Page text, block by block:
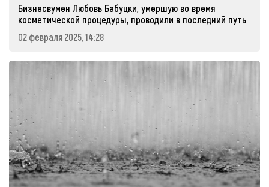
Бизнесвумен Любовь Бабуцки, умершую во время
косметической процедуры, проводили в последний путь
02 февраля 2025, 14:28